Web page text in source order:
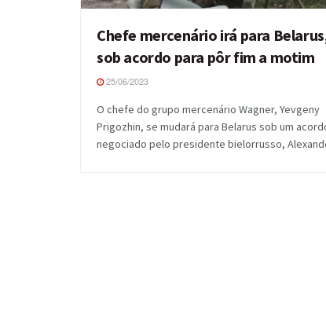
Chefe mercenário irá para
sob acordo para pôr fim a motim
25/06/2023
O chefe do grupo mercenário Wagner, Yevgeny
Prigozhin, se mudará para Belarus sob um
negociado pelo presidente bielorrusso,